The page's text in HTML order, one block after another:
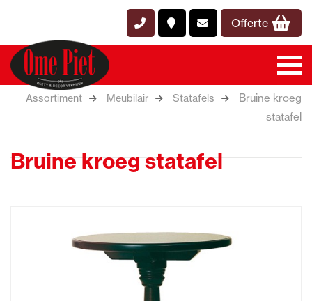
Offerte
Assortiment Meubilair Statafels
Bruine kroeg
statafel
Bruine kroeg statafel